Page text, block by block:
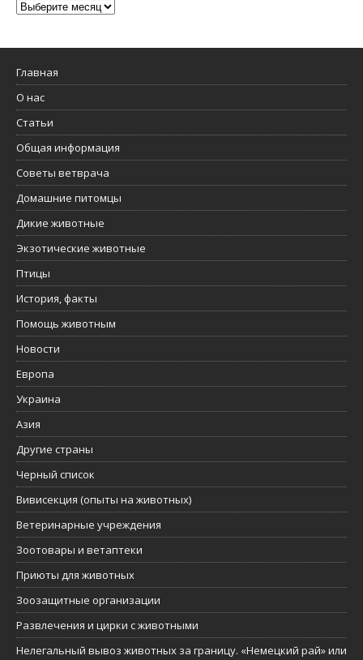
Главная
О нас
Статьи
Общая информация
Советы ветврача
Домашние питомцы
Дикие животные
Экзотические животные
Птицы
История, факты
Помощь животным
Новости
Европа
Украина
Азия
Другие страны
Черный список
Вивисекция (опыты на животных)
Ветеринарные учреждения
Зоотовары и ветаптеки
Приюты для животных
Зоозащитные организации
Развлечения и цирки с животными
Нелегальный вывоз животных за границу. «Немецкий рай» или